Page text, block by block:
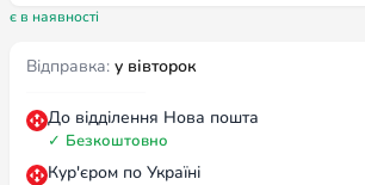
є в наявності
Відправка: у вівторок
До відділення Нова пошта
✓ Безкоштовно
Кур'єром по Україні